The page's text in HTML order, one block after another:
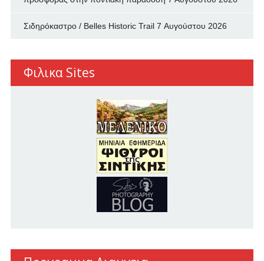
Σιδηρόκαστρο / Belles Historic Trail 7 Αυγούστου 2026
Φιλικα Sites